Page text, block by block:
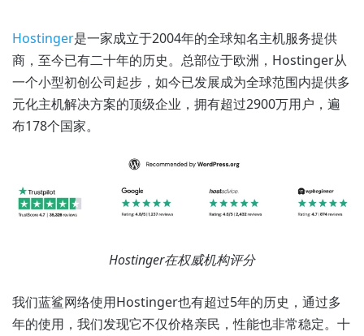
Hostinger是一家成立于2004年的全球知名主机服务提供
商，至今已有二十年的历史。总部位于欧洲，Hostinger从
一个小型初创公司起步，如今已发展成为全球范围内提供多
元化主机解决方案的顶级企业，拥有超过2900万用户，遍
布178个国家。
Hostinger在权威机构评分
我们蓝鲨网络使用Hostinger也有超过5年的历史，通过多
年的使用，我们发现它不仅价格亲民，性能也非常稳定。十